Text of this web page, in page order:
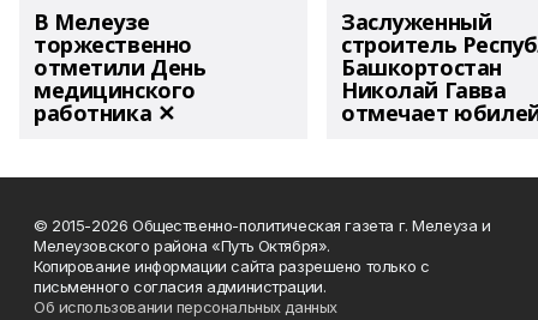
В Мелеузе
торжественно
отметили День
медицинского
работника ✕
Заслуженный
строитель
Башкортостан
Николай Гавва
отмечает
© 2015-2026 Общественно-политическая газета г. Мелеуза и
Мелеузовского района «Путь Октября».
Копирование информации сайта разрешено только с
письменного согласия администрации.
Об использовании персональных данных